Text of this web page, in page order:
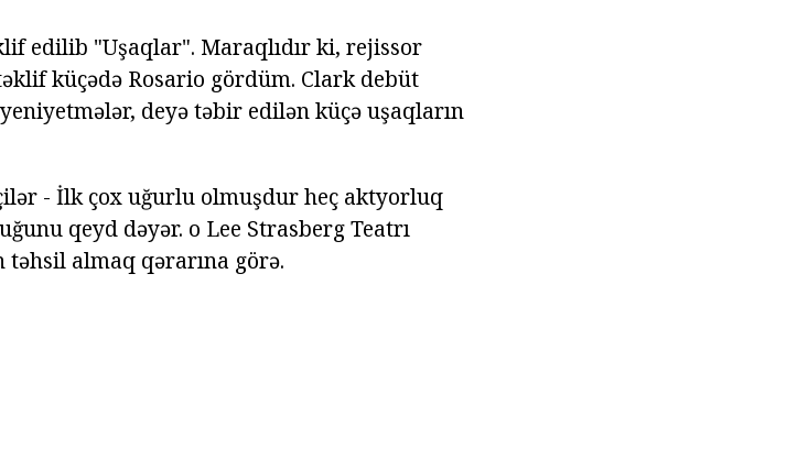
edilib "Uşaqlar". Maraqlıdır ki, rejissor
küçədə Rosario gördüm. Clark debüt
deyə təbir edilən küçə uşaqların
- İlk çox uğurlu olmuşdur heç aktyorluq
qeyd dəyər. o Lee Strasberg Teatrı
almaq qərarına görə.